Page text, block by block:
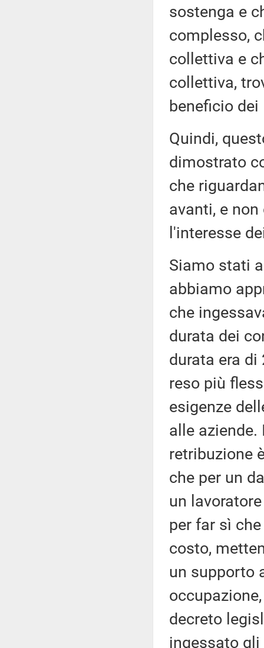
sostenga e
complesso,
collettiva e
collettiva,
beneficio
Quindi,
dimostrato
che
avanti, e
l'interesse
Siamo stati
abbiamo
che
durata dei
durata era
reso più
esigenze
alle
retribuzione
che per un
un
per far sì
costo,
un supporto
decreto
ingessato